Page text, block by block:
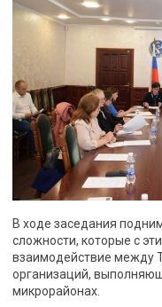
В ходе заседания
сложности, которые с
взаимодействие между
организаций,
микрорайонах.